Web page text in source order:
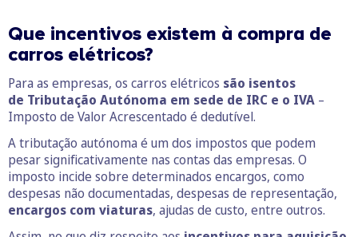
Que incentivos existem à compra de
carros elétricos?
Para as empresas, os carros elétricos são isentos
de Tributação Autónoma em sede de IRC e o IVA –
Imposto de Valor Acrescentado é dedutível.
A tributação autónoma é um dos impostos que podem
pesar significativamente nas contas das empresas. O
imposto incide sobre determinados encargos, como
despesas não documentadas, despesas de representação,
encargos com viaturas, ajudas de custo, entre outros.